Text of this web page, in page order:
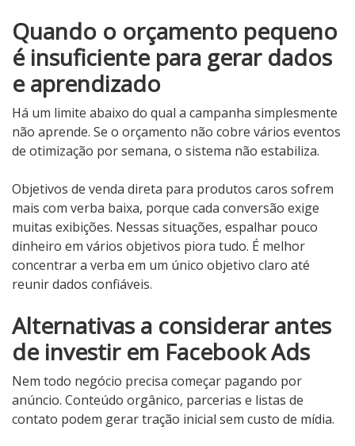
Quando o orçamento pequeno
é insuficiente para gerar dados
e aprendizado
Há um limite abaixo do qual a campanha simplesmente
não aprende. Se o orçamento não cobre vários eventos
de otimização por semana, o sistema não estabiliza.
Objetivos de venda direta para produtos caros sofrem
mais com verba baixa, porque cada conversão exige
muitas exibições. Nessas situações, espalhar pouco
dinheiro em vários objetivos piora tudo. É melhor
concentrar a verba em um único objetivo claro até
reunir dados confiáveis.
Alternativas a considerar antes
de investir em Facebook Ads
Nem todo negócio precisa começar pagando por
anúncio. Conteúdo orgânico, parcerias e listas de
contato podem gerar tração inicial sem custo de mídia.